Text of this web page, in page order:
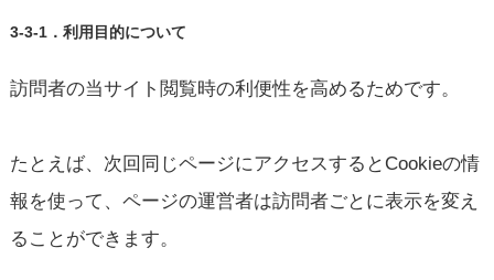
3-3-1．利用目的について
訪問者の当サイト閲覧時の利便性を高めるためです。
たとえば、次回同じページにアクセスするとCookieの情
報を使って、ページの運営者は訪問者ごとに表示を変え
ることができます。